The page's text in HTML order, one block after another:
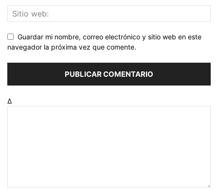
Guardar mi nombre, correo electrónico y sitio web en este
navegador la próxima vez que comente.
Δ